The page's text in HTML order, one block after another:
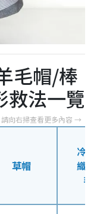
毛帽/棒
救法一覽
草帽
冷
織
毛